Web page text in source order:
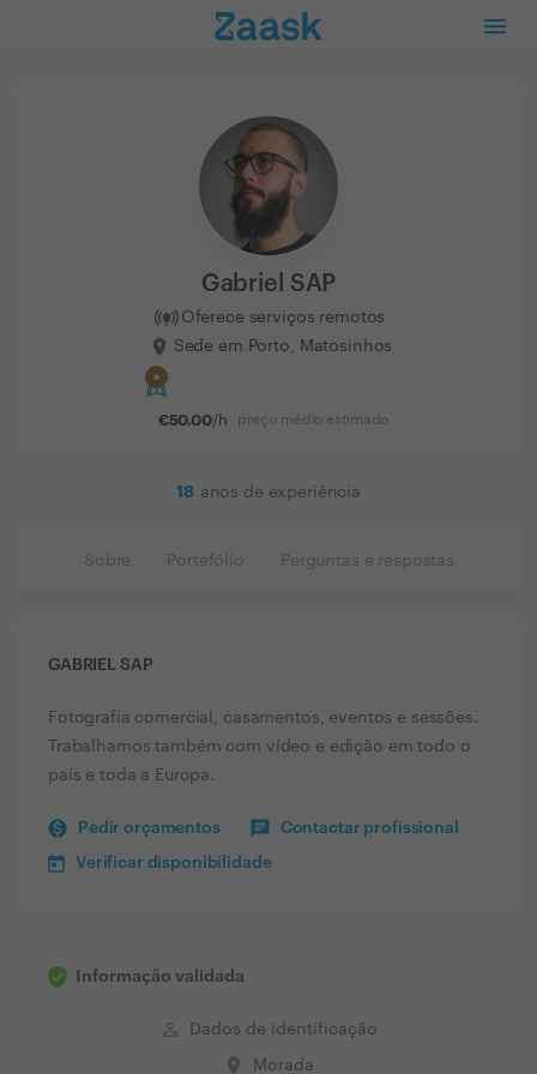
Gabriel SAP
Oferece serviços remotos
Sede em Porto, Matosinhos
€50.00/h preço médio estimado
18 anos de experiência
Sobre Portefólio Perguntas e respostas
GABRIEL SAP
Fotografia comercial, casamentos, eventos e sessões.
Trabalhamos também com vídeo e edição em todo o
país e toda a Europa.
Pedir orçamentos Contactar profissional
Verificar disponibilidade
Informação validada
perm_identity Dados de identificação
place Morada